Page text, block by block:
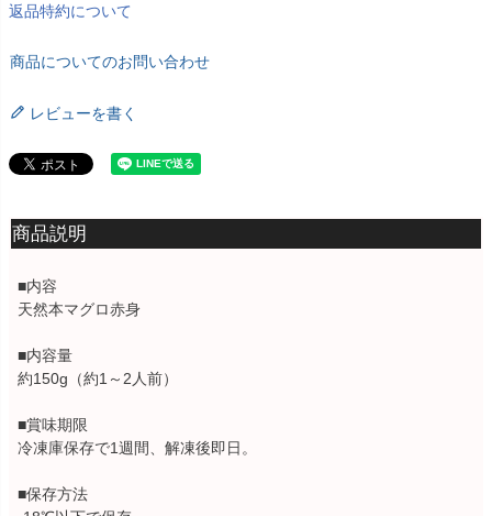
返品特約について
商品についてのお問い合わせ
レビューを書く
商品説明
■内容
天然本マグロ赤身
■内容量
約150g（約1～2人前）
■賞味期限
冷凍庫保存で1週間、解凍後即日。
■保存方法